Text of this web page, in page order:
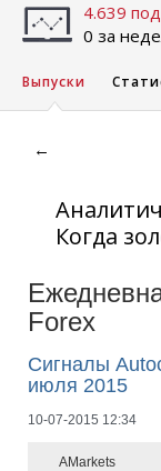
4.639
0 за
Выпуски
←
Когда
Forex
Сигналы
июля 2015
10-07-2015 12:34
AMarkets